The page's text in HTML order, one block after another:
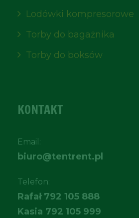
Lodówki kompresorowe
Torby do bagażnika
Torby do boksów
KONTAKT
Email:
biuro@tentrent.pl
Telefon:
Rafał 792 105 888
Kasia 792 105 999